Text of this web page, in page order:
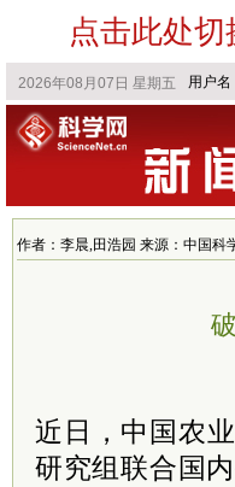
点击此处
作者：李晨,田浩园 来源：中国科
近日，中国农
研究组联合国